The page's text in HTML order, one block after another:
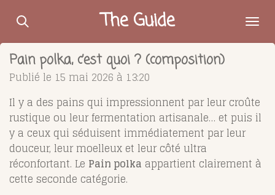
Passer
contenu
principal
The Guide
Pain polka, c’est quoi ? (composition)
Publié le 15 mai 2026 à 13:20
Il y a des pains qui impressionnent par leur croûte
rustique ou leur fermentation artisanale… et puis il
y a ceux qui séduisent immédiatement par leur
douceur, leur moelleux et leur côté ultra
réconfortant. Le Pain polka appartient clairement à
cette seconde catégorie.